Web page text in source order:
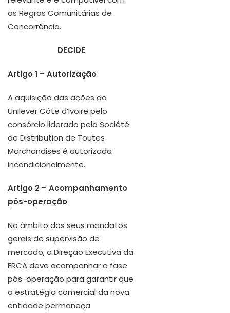
as Regras Comunitárias de
Concorrência.
DECIDE
Artigo 1 – Autorização
A aquisição das ações da
Unilever Côte d’Ivoire pelo
consórcio liderado pela Société
de Distribution de Toutes
Marchandises é autorizada
incondicionalmente.
Artigo 2 – Acompanhamento
pós-operação
No âmbito dos seus mandatos
gerais de supervisão de
mercado, a Direção Executiva da
ERCA deve acompanhar a fase
pós-operação para garantir que
a estratégia comercial da nova
entidade permaneça